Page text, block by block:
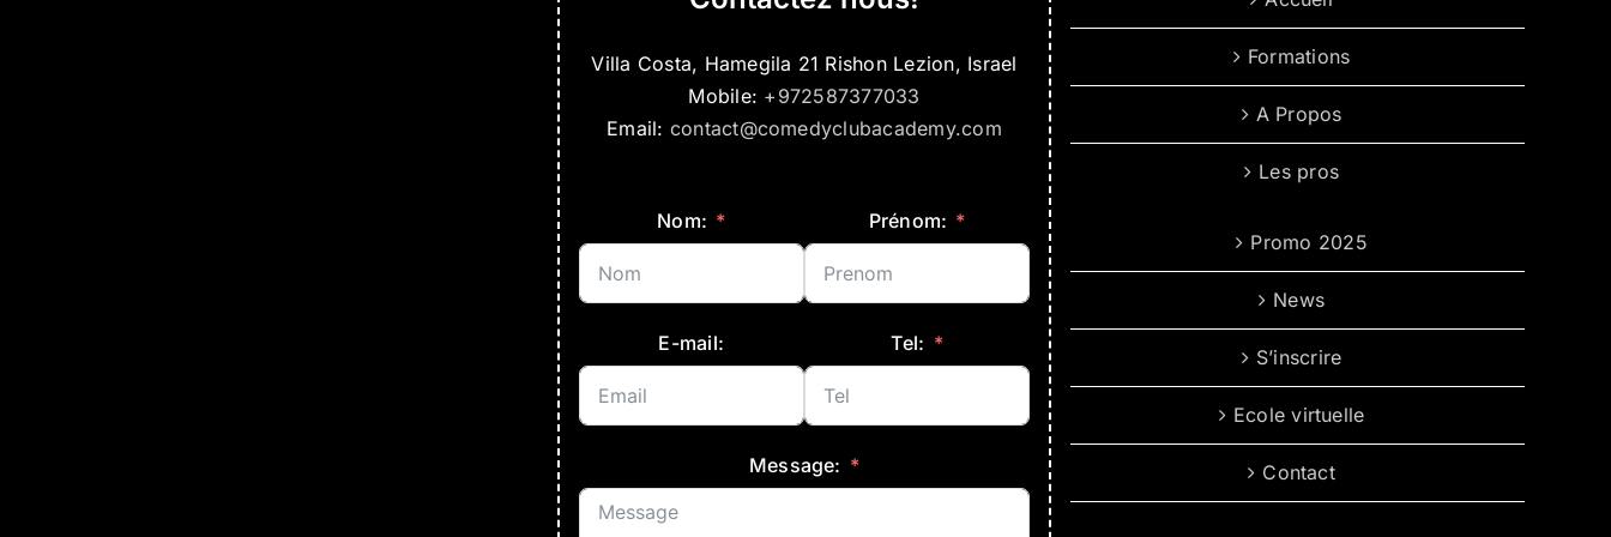
Villa Costa, Hamegila 21 Rishon Lezion, Israel
Mobile: +972587377033
Email: contact@comedyclubacademy.com
Nom: Prénom:
E-mail: Tel:
Message:
Formations
A Propos
Les pros
Promo 2025
News
S’inscrire
Ecole virtuelle
Contact